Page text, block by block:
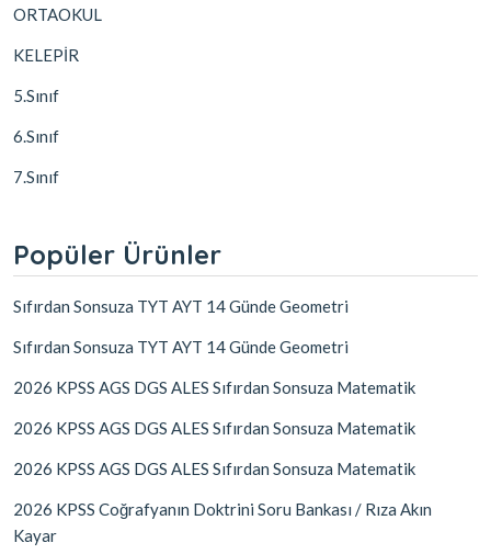
ORTAOKUL
KELEPİR
5.Sınıf
6.Sınıf
7.Sınıf
Popüler Ürünler
Sıfırdan Sonsuza TYT AYT 14 Günde Geometri
Sıfırdan Sonsuza TYT AYT 14 Günde Geometri
2026 KPSS AGS DGS ALES Sıfırdan Sonsuza Matematik
2026 KPSS AGS DGS ALES Sıfırdan Sonsuza Matematik
2026 KPSS AGS DGS ALES Sıfırdan Sonsuza Matematik
2026 KPSS Coğrafyanın Doktrini Soru Bankası / Rıza Akın
Kayar